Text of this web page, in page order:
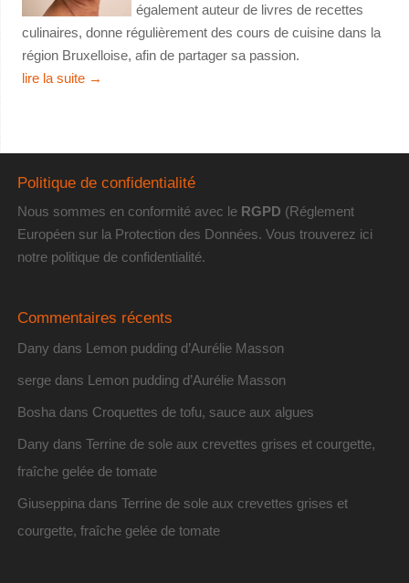
également auteur de livres de recettes
culinaires, donne régulièrement des cours de cuisine dans la
région Bruxelloise, afin de partager sa passion.
lire la suite →
Politique de confidentialité
Nous sommes en conformité avec le RGPD (Réglement
Européen sur la Protection des Données. Vous trouverez ici
notre politique de confidentialité.
Commentaires récents
Dany dans Lemon pudding d’Aurélie Masson
sergedans Lemon pudding d’Aurélie Masson
Boshadans Croquettes de tofu, sauce aux algues
Dany dans Terrine de sole aux crevettes grises et courgette,
fraîche gelée de tomate
Giuseppinadans Terrine de sole aux crevettes grises et
courgette, fraîche gelée de tomate